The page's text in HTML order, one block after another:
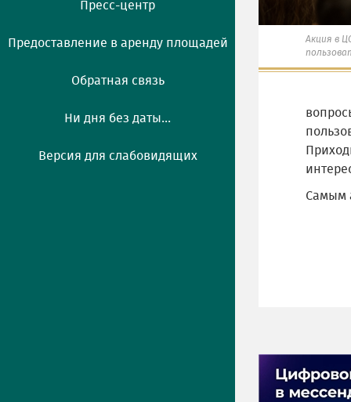
Пресс-центр
Предоставление в аренду площадей
Обратная связь
Ни дня без даты...
Версия для слабовидящих
Акция в
Самым
ПРЕСС-ЦЕНТР
Актуально